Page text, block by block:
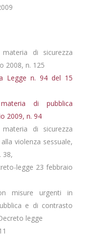
di sicurezza
2008, n. 125
Legge n. 94 del 15
di pubblica
2009, n. 94
di sicurezza
violenza sessuale,
38,
legge 23 febbraio
misure urgenti in
e di contrasto
legge